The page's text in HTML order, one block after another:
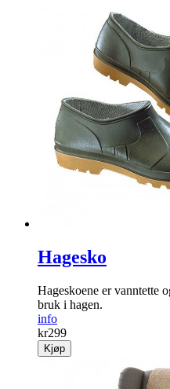
Hagesko
Hageskoene er vanntette
bruk i hagen.
info
kr299
Kjøp